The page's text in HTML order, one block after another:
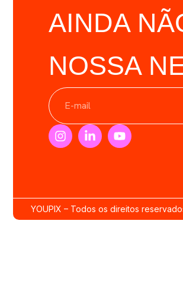
AINDA
NOSSA
YOUPIX – Todos os direitos